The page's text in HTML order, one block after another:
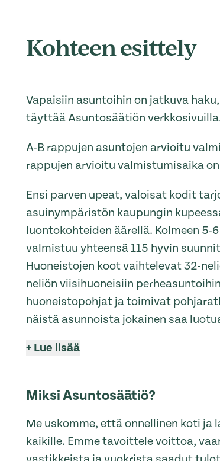
Kohteen esittely
Vapaisiin asuntoihin on jatkuva
täyttää Asuntosäätiön
A-B rappujen asuntojen arvioitu
rappujen arvioitu valmistumisaika
Ensi parven upeat, valoisat kodit
asuinympäristön kaupungin
luontokohteiden äärellä. Kolmeen 5-
valmistuu yhteensä 115 hyvin
Huoneistojen koot vaihtelevat 32-
neliön viisihuoneisiin
huoneistopohjat ja toimivat
näistä asunnoista jokainen saa
+ Lue lisää
Miksi Asuntosäätiö?
Me uskomme, että onnellinen koti ja
kaikille. Emme tavoittele voittoa,